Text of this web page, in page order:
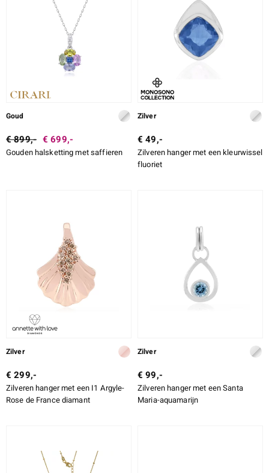
Goud
€ 899,- € 699,-
Gouden halsketting met saffieren
Zilver
€ 49,-
Zilveren hanger met een kleurwissel
fluoriet
Zilver
€ 299,-
Zilveren hanger met een I1 Argyle-
Rose de France diamant
Zilver
€ 99,-
Zilveren hanger met een Santa
Maria-aquamarijn